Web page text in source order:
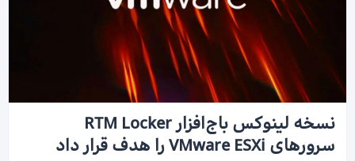
نسخه لینوکس باج‌افزار RTM Locker
سرورهای VMware ESXi را هدف قرار داد